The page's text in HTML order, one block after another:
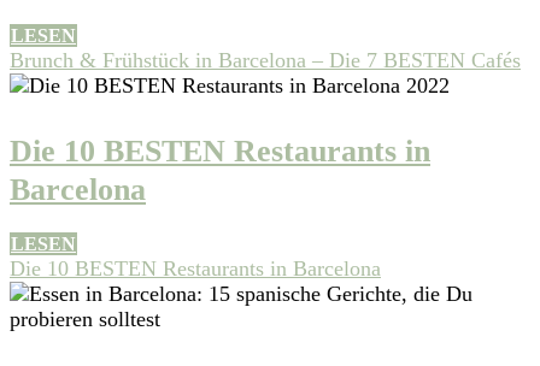
LESEN
Brunch & Frühstück in Barcelona – Die 7 BESTEN Cafés
Die 10 BESTEN Restaurants in
Barcelona
LESEN
Die 10 BESTEN Restaurants in Barcelona